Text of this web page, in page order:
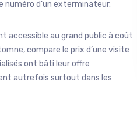
numéro d’un exterminateur.
accessible au grand public à coût
compare le prix d’une visite
ont bâti leur offre
autrefois surtout dans les